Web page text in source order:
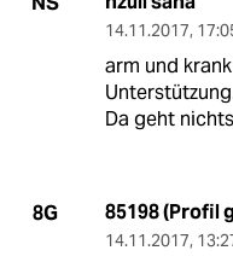
14.11.2017,
arm und
Da geht
8G 85198 (Profil
14.11.2017,